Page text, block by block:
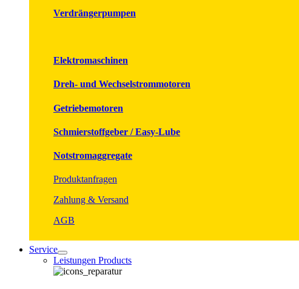
Verdrängerpumpen
Elektromaschinen
Dreh- und Wechselstrommotoren
Getriebemotoren
Schmierstoffgeber / Easy-Lube
Notstromaggregate
Produktanfragen
Zahlung & Versand
AGB
Service
Leistungen Products